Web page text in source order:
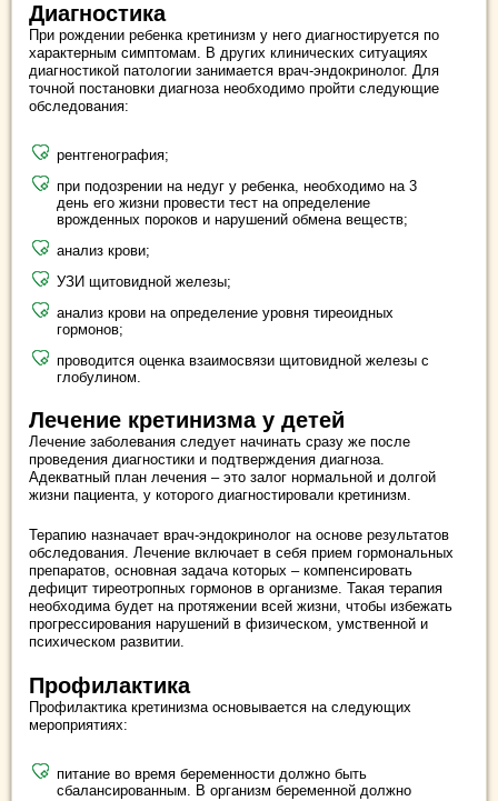
Диагностика
При рождении ребенка кретинизм у него диагностируется по
характерным симптомам. В других клинических ситуациях
диагностикой патологии занимается врач-эндокринолог. Для
точной постановки диагноза необходимо пройти следующие
обследования:
рентгенография;
при подозрении на недуг у ребенка, необходимо на 3
день его жизни провести тест на определение
врожденных пороков и нарушений обмена веществ;
анализ крови;
УЗИ щитовидной железы;
анализ крови на определение уровня тиреоидных
гормонов;
проводится оценка взаимосвязи щитовидной железы с
глобулином.
Лечение кретинизма у детей
Лечение заболевания следует начинать сразу же после
проведения диагностики и подтверждения диагноза.
Адекватный план лечения – это залог нормальной и долгой
жизни пациента, у которого диагностировали кретинизм.
Терапию назначает врач-эндокринолог на основе результатов
обследования. Лечение включает в себя прием гормональных
препаратов, основная задача которых – компенсировать
дефицит тиреотропных гормонов в организме. Такая терапия
необходима будет на протяжении всей жизни, чтобы избежать
прогрессирования нарушений в физическом, умственной и
психическом развитии.
Профилактика
Профилактика кретинизма основывается на следующих
мероприятиях:
питание во время беременности должно быть
сбалансированным. В организм беременной должно